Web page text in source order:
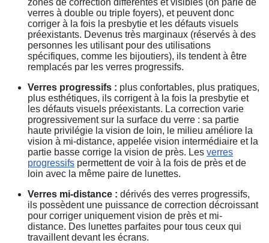
verres à double ou triple foyers), et peuvent donc
corriger à la fois la presbytie et les défauts visuels
préexistants. Devenus très marginaux (réservés à des
personnes les utilisant pour des utilisations
spécifiques, comme les bijoutiers), ils tendent à être
remplacés par les verres progressifs.
Verres progressifs : plus confortables, plus pratiques,
plus esthétiques, ils corrigent à la fois la presbytie et
les défauts visuels préexistants. La correction varie
progressivement sur la surface du verre : sa partie
haute privilégie la vision de loin, le milieu améliore la
vision à mi-distance, appelée vision intermédiaire et la
partie basse corrige la vision de près. Les verres
progressifs permettent de voir à la fois de près et de
loin avec la même paire de lunettes.
Verres mi-distance : dérivés des verres progressifs,
ils possèdent une puissance de correction décroissant
pour corriger uniquement vision de près et mi-
distance. Des lunettes parfaites pour tous ceux qui
travaillent devant les écrans.